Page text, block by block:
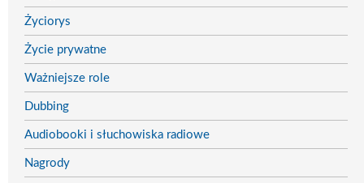
Życiorys
Życie prywatne
Ważniejsze role
Dubbing
Audiobooki i słuchowiska radiowe
Nagrody